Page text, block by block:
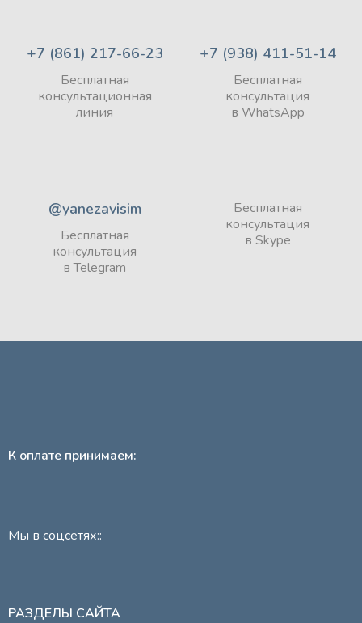
+7 (861) 217-66-23
Бесплатная
консультационная
линия
+7 (938) 411-51-14
Бесплатная
консультация
в WhatsApp
@yanezavisim
Бесплатная
консультация
в Telegram
Бесплатная
консультация
в Skype
К оплате принимаем:
Мы в соцсетях::
РАЗДЕЛЫ САЙТА